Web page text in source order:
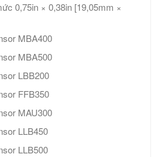
0,75in × 0,38in [19,05mm ×
MBA400
MBA500
LBB200
FFB350
MAU300
LLB450
LLB500